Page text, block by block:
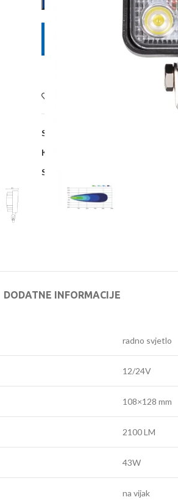
POŠALJITE UPIT
SKU:
Kategorije:
Share:
DODATNE INFORMACIJE
radno svjetlo
12/24V
108×128 mm
2100 LM
43W
na vijak